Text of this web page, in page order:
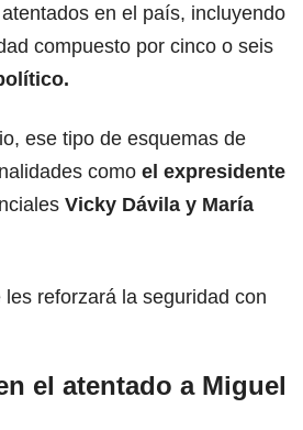
en el país, incluyendo
compuesto por cinco o seis
ese tipo de esquemas de
como el expresidente
Vicky Dávila y María
reforzará la seguridad con
el atentado a Miguel